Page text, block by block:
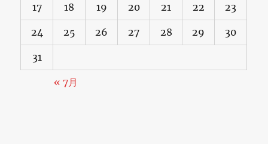
17 18 19 20 21 22 23
24 25 26 27 28 29 30
31
« 7月